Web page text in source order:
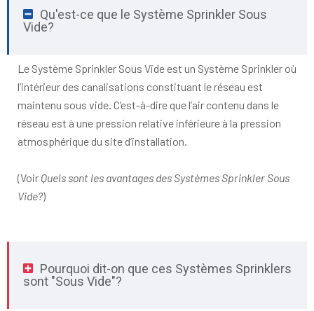
Qu'est-ce que le Système Sprinkler Sous
Vide?
Le Système Sprinkler Sous Vide est un Système Sprinkler où
l’intérieur des canalisations constituant le réseau est
maintenu sous vide. C’est-à-dire que l’air contenu dans le
réseau est à une pression relative inférieure à la pression
atmosphérique du site d’installation.
(Voir Quels sont les avantages des Systèmes Sprinkler Sous
Vide?)
Pourquoi dit-on que ces Systèmes Sprinklers
sont "Sous Vide"?